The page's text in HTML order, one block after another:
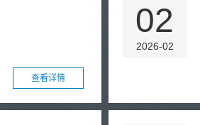
查看详情
02
2026-02